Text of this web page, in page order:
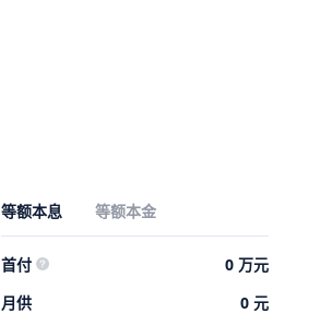
等额本息 等额本金
首付 0 万元
月供
0 元